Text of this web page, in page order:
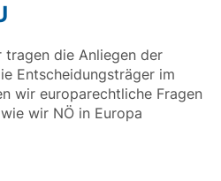
tragen die Anliegen der
Entscheidungsträger im
wir europarechtliche Fragen
wir NÖ in Europa